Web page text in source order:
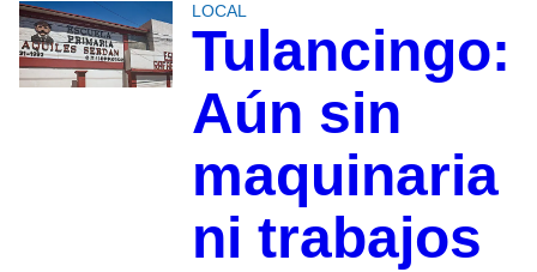
LOCAL
Tulancingo:
Aún sin
maquinaria
ni trabajos